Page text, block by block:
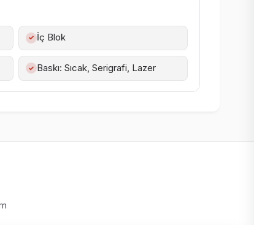
✓ İç Blok
✓ Baskı: Sıcak, Serigrafi, Lazer